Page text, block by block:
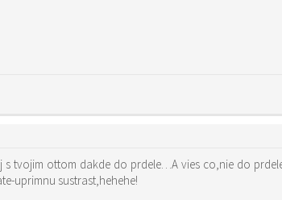
s tvojim ottom dakde do prdele…A vies co,nie do
uprimnu sustrast,hehehe!